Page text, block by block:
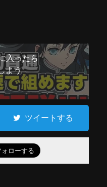
入ったら
よう
ツイートする